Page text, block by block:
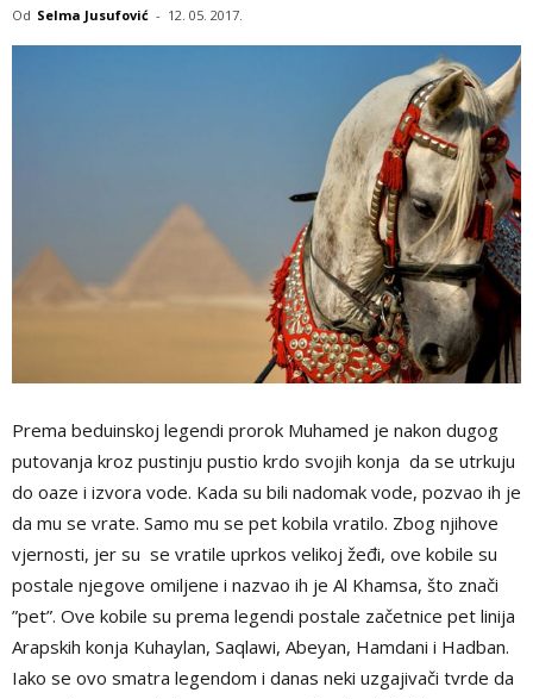
Od Selma Jusufović - 12. 05. 2017.
Prema beduinskoj legendi prorok Muhamed je nakon dugog
putovanja kroz pustinju pustio krdo svojih konja da se utrkuju
do oaze i izvora vode. Kada su bili nadomak vode, pozvao ih je
da mu se vrate. Samo mu se pet kobila vratilo. Zbog njihove
vjernosti, jer su se vratile uprkos velikoj žeđi, ove kobile su
postale njegove omiljene i nazvao ih je Al Khamsa, što znači
”pet”. Ove kobile su prema legendi postale začetnice pet linija
Arapskih konja Kuhaylan, Saqlawi, Abeyan, Hamdani i Hadban.
Iako se ovo smatra legendom i danas neki uzgajivači tvrde da